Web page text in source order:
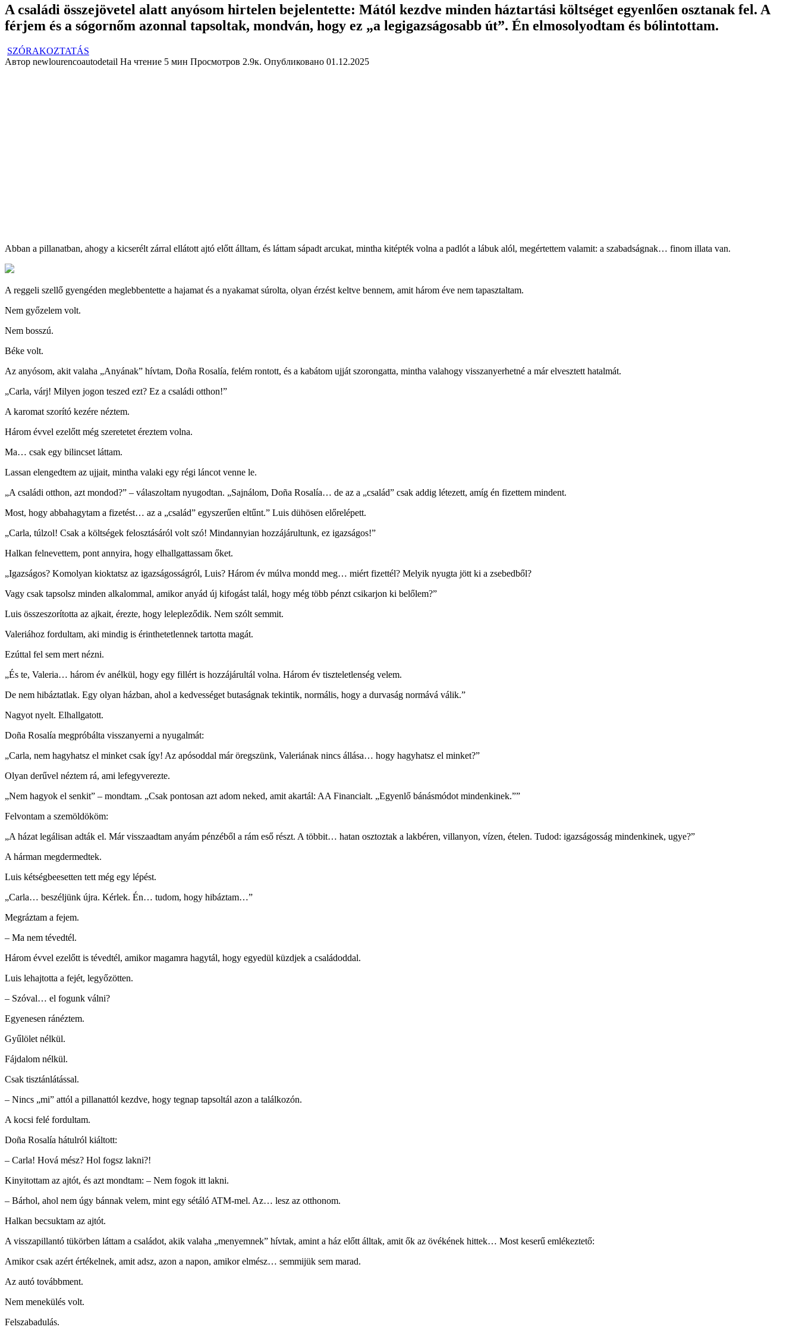
A családi összejövetel alatt anyósom hirtelen bejelentette: Mától kezdve minden háztartási költséget egyenlően osztanak fel. A
férjem és a sógornőm azonnal tapsoltak, mondván, hogy ez „a legigazságosabb út”. Én elmosolyodtam és bólintottam.
SZÓRAKOZTATÁS
Автор newlourencoautodetail На чтение 5 мин Просмотров 2.9к. Опубликовано 01.12.2025
Abban a pillanatban, ahogy a kicserélt zárral ellátott ajtó előtt álltam, és láttam sápadt arcukat, mintha kitépték volna a padlót a lábuk alól, megértettem valamit: a szabadságnak… finom illata van.
A reggeli szellő gyengéden meglebbentette a hajamat és a nyakamat súrolta, olyan érzést keltve bennem, amit három éve nem tapasztaltam.
Nem győzelem volt.
Nem bosszú.
Béke volt.
Az anyósom, akit valaha „Anyának” hívtam, Doña Rosalía, felém rontott, és a kabátom ujját szorongatta, mintha valahogy visszanyerhetné a már elvesztett hatalmát.
„Carla, várj! Milyen jogon teszed ezt? Ez a családi otthon!”
A karomat szorító kezére néztem.
Három évvel ezelőtt még szeretetet éreztem volna.
Ma… csak egy bilincset láttam.
Lassan elengedtem az ujjait, mintha valaki egy régi láncot venne le.
„A családi otthon, azt mondod?” – válaszoltam nyugodtan. „Sajnálom, Doña Rosalía… de az a „család” csak addig létezett, amíg én fizettem mindent.
Most, hogy abbahagytam a fizetést… az a „család” egyszerűen eltűnt.” Luis dühösen előrelépett.
„Carla, túlzol! Csak a költségek felosztásáról volt szó! Mindannyian hozzájárultunk, ez igazságos!”
Halkan felnevettem, pont annyira, hogy elhallgattassam őket.
„Igazságos? Komolyan kioktatsz az igazságosságról, Luis? Három év múlva mondd meg… miért fizettél? Melyik nyugta jött ki a zsebedből?
Vagy csak tapsolsz minden alkalommal, amikor anyád új kifogást talál, hogy még több pénzt csikarjon ki belőlem?”
Luis összeszorította az ajkait, érezte, hogy lelepleződik. Nem szólt semmit.
Valeriához fordultam, aki mindig is érinthetetlennek tartotta magát.
Ezúttal fel sem mert nézni.
„És te, Valeria… három év anélkül, hogy egy fillért is hozzájárultál volna. Három év tiszteletlenség velem.
De nem hibáztatlak. Egy olyan házban, ahol a kedvességet butaságnak tekintik, normális, hogy a durvaság normává válik.”
Nagyot nyelt. Elhallgatott.
Doña Rosalía megpróbálta visszanyerni a nyugalmát:
„Carla, nem hagyhatsz el minket csak így! Az apósoddal már öregszünk, Valeriának nincs állása… hogy hagyhatsz el minket?”
Olyan derűvel néztem rá, ami lefegyverezte.
„Nem hagyok el senkit” – mondtam. „Csak pontosan azt adom neked, amit akartál: AA Financialt. „Egyenlő bánásmódot mindenkinek.””
Felvontam a szemöldököm:
„A házat legálisan adták el. Már visszaadtam anyám pénzéből a rám eső részt. A többit… hatan osztoztak a lakbéren, villanyon, vízen, ételen. Tudod: igazságosság mindenkinek, ugye?”
A hárman megdermedtek.
Luis kétségbeesetten tett még egy lépést.
„Carla… beszéljünk újra. Kérlek. Én… tudom, hogy hibáztam…”
Megráztam a fejem.
– Ma nem tévedtél.
Három évvel ezelőtt is tévedtél, amikor magamra hagytál, hogy egyedül küzdjek a családoddal.
Luis lehajtotta a fejét, legyőzötten.
– Szóval… el fogunk válni?
Egyenesen ránéztem.
Gyűlölet nélkül.
Fájdalom nélkül.
Csak tisztánlátással.
– Nincs „mi” attól a pillanattól kezdve, hogy tegnap tapsoltál azon a találkozón.
A kocsi felé fordultam.
Doña Rosalía hátulról kiáltott:
– Carla! Hová mész? Hol fogsz lakni?!
Kinyitottam az ajtót, és azt mondtam: – Nem fogok itt lakni.
– Bárhol, ahol nem úgy bánnak velem, mint egy sétáló ATM-mel. Az… lesz az otthonom.
Halkan becsuktam az ajtót.
A visszapillantó tükörben láttam a családot, akik valaha „menyemnek” hívtak, amint a ház előtt álltak, amit ők az övékének hittek… Most keserű emlékeztető:
Amikor csak azért értékelnek, amit adsz, azon a napon, amikor elmész… semmijük sem marad.
Az autó továbbment.
Nem menekülés volt.
Felszabadulás.